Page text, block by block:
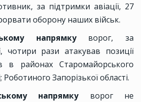
за підтримки авіації, 27
оборону наших військ.
напрямкуворог, за
чотири рази атакував позиції
в районах Старомайорського
Запорізької області.
напрямку ворог не